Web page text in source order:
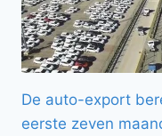
De auto-export
eerste zeven